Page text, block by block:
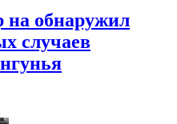
на обнаружил
случаев